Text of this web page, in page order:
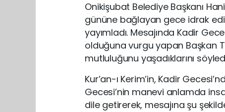
Onikişubat Belediye Başkanı
gününe bağlayan gece idrak
yayımladı. Mesajında Kadir
olduğuna vurgu yapan Başkan
mutluluğunu yaşadıklarını
Kur’an-ı Kerim’in, Kadir
Gecesi’nin manevi anlamda
dile getirerek, mesajına şu